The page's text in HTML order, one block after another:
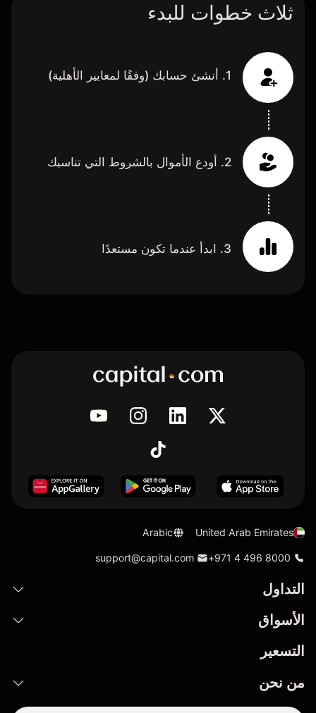
ثلاث خطوات للبدء
1. أنشئ حسابك (وفقًا لمعايير الأهلية)
2. أودع الأموال بالشروط التي تناسبك
3. ابدأ عندما تكون مستعدًا
United Arab Emirates
Arabic
+971 4 496 8000
support@capital.com
التداول
الأسواق
التسعير
من نحن